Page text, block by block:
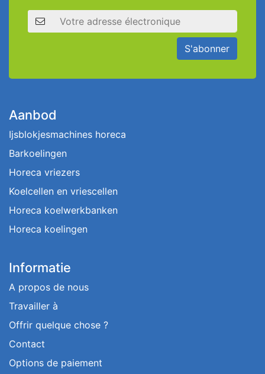
Adresse électronique
S'abonner
Aanbod
Ijsblokjesmachines horeca
Barkoelingen
Horeca vriezers
Koelcellen en vriescellen
Horeca koelwerkbanken
Horeca koelingen
Informatie
A propos de nous
Travailler à
Offrir quelque chose ?
Contact
Options de paiement